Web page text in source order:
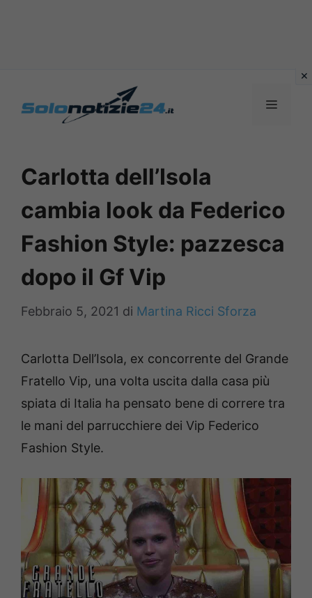
MENU
Carlotta dell’Isola
cambia look da Federico
Fashion Style: pazzesca
dopo il Gf Vip
Febbraio 5, 2021 di Martina Ricci Sforza
Carlotta Dell’Isola, ex concorrente del Grande
Fratello Vip, una volta uscita dalla casa più
spiata di Italia ha pensato bene di correre tra
le mani del parrucchiere dei Vip Federico
Fashion Style.